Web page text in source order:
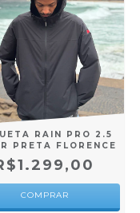
RAIN PRO 2.5
PRETA FLORENCE
COMPRAR